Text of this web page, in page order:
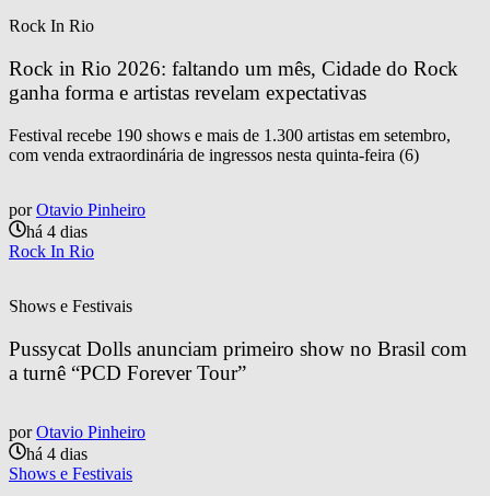
Rock In Rio
Rock in Rio 2026: faltando um mês, Cidade do Rock
ganha forma e artistas revelam expectativas
Festival recebe 190 shows e mais de 1.300 artistas em setembro,
com venda extraordinária de ingressos nesta quinta-feira (6)
por Otavio Pinheiro
há 4 dias
Rock In Rio
Shows e Festivais
Pussycat Dolls anunciam primeiro show no Brasil com
a turnê “PCD Forever Tour”
por Otavio Pinheiro
há 4 dias
Shows e Festivais